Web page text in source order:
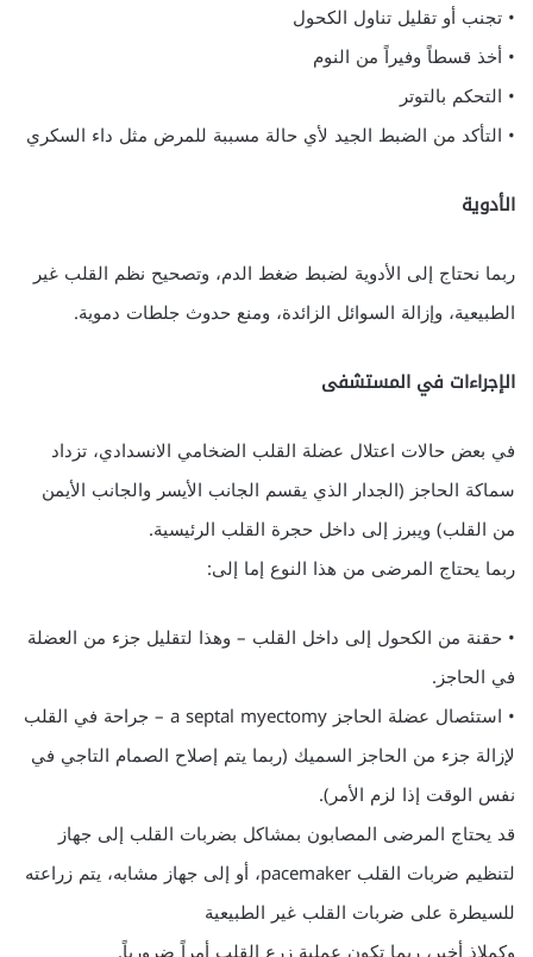
• تجنب أو تقليل تناول الكحول
• أخذ قسطاً وفيراً من النوم
• التحكم بالتوتر
• التأكد من الضبط الجيد لأي حالة مسببة للمرض مثل داء السكري
الأدوية
ربما نحتاج إلى الأدوية لضبط ضغط الدم، وتصحيح نظم القلب غير
الطبيعية، وإزالة السوائل الزائدة، ومنع حدوث جلطات دموية.
الإجراءات في المستشفى
في بعض حالات اعتلال عضلة القلب الضخامي الانسدادي، تزداد
سماكة الحاجز (الجدار الذي يقسم الجانب الأيسر والجانب الأيمن
من القلب) ويبرز إلى داخل حجرة القلب الرئيسية.
ربما يحتاج المرضى من هذا النوع إما إلى:
• حقنة من الكحول إلى داخل القلب – وهذا لتقليل جزء من العضلة
في الحاجز.
• استئصال عضلة الحاجز a septal myectomy – جراحة في القلب
لإزالة جزء من الحاجز السميك (ربما يتم إصلاح الصمام التاجي في
نفس الوقت إذا لزم الأمر).
قد يحتاج المرضى المصابون بمشاكل بضربات القلب إلى جهاز
لتنظيم ضربات القلب pacemaker، أو إلى جهاز مشابه، يتم زراعته
للسيطرة على ضربات القلب غير الطبيعية